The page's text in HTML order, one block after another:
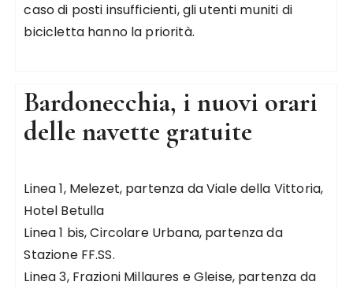
caso di posti insufficienti, gli utenti muniti di
bicicletta hanno la priorità.
Bardonecchia, i nuovi orari
delle navette gratuite
Linea 1, Melezet, partenza da Viale della Vittoria,
Hotel Betulla
Linea 1 bis, Circolare Urbana, partenza da
Stazione FF.SS.
Linea 3, Frazioni Millaures e Gleise, partenza da